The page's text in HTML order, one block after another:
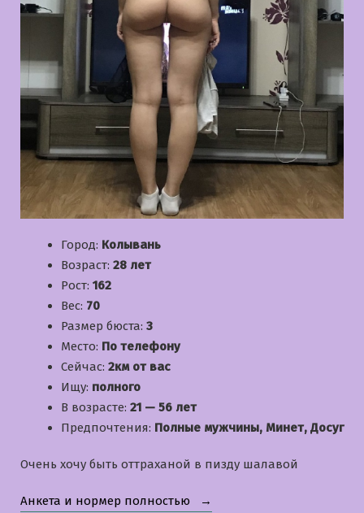
Город: Колывань
Возраст: 28 лет
Рост: 162
Вес: 70
Размер бюста: 3
Место: По телефону
Сейчас: 2км от вас
Ищу: полного
В возрасте: 21 — 56 лет
Предпочтения: Полные мужчины, Минет, Досуг
Очень хочу быть оттраханой в пизду шалавой
Анкета и нормер полностью «Елена»